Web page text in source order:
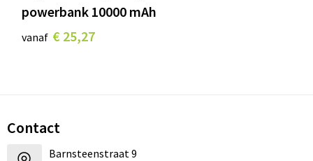
powerbank 10000 mAh
vanaf € 25,27
Contact
Barnsteenstraat 9